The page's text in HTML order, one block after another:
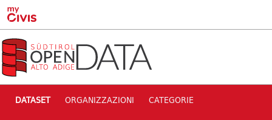
Skip to main content
DATASET ORGANIZZAZIONI CATEGORIE